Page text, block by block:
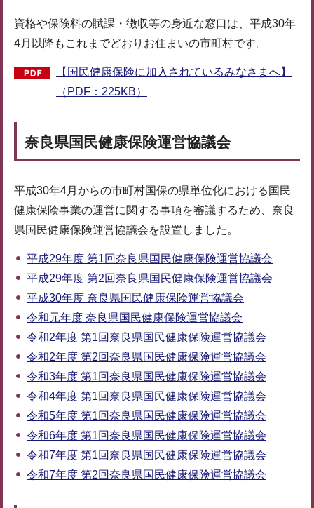
資格や保険料の賦課・徴収等の身近な窓口は、平成30年
4月以降もこれまでどおりお住まいの市町村です。
【国民健康保険に加入されているみなさまへ】
（PDF：225KB）
奈良県国民健康保険運営協議会
平成30年4月からの市町村国保の県単位化における国民
健康保険事業の運営に関する事項を審議するため、奈良
県国民健康保険運営協議会を設置しました。
平成29年度 第1回奈良県国民健康保険運営協議会
平成29年度 第2回奈良県国民健康保険運営協議会
平成30年度 奈良県国民健康保険運営協議会
令和元年度 奈良県国民健康保険運営協議会
令和2年度 第1回奈良県国民健康保険運営協議会
令和2年度 第2回奈良県国民健康保険運営協議会
令和3年度 第1回奈良県国民健康保険運営協議会
令和4年度 第1回奈良県国民健康保険運営協議会
令和5年度 第1回奈良県国民健康保険運営協議会
令和6年度 第1回奈良県国民健康保険運営協議会
令和7年度 第1回奈良県国民健康保険運営協議会
令和7年度 第2回奈良県国民健康保険運営協議会